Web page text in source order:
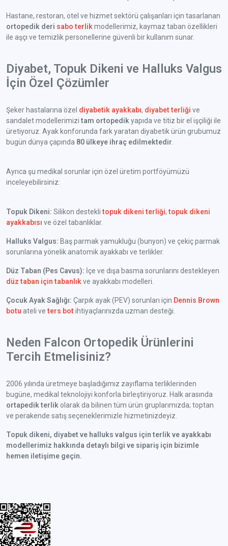
Hastane, restoran, otel ve hizmet sektörü çalışanları için tasarlanan
ortopedik deri sabo terlik modellerimiz, kaymaz taban özellikleri
ile aşçı ve temizlik personellerine güvenli bir kullanım sunar.
Diyabet, Topuk Dikeni ve Halluks Valgus
İçin Özel Çözümler
Şeker hastalarına özel diyabetik ayakkabı, diyabet terliği ve
sandalet modellerimizi tam ortopedik yapıda ve titiz bir el işçiliği ile
üretiyoruz. Ayak konforunda fark yaratan diyabetik ürün grubumuz
bugün dünya çapında 80 ülkeye ihraç edilmektedir
Ayrıca şu medikal sorunlar için özel üretim portföyümüzü
inceleyebilirsiniz:
Topuk Dikeni: Silikon desteklitopuk dikeni terliği,topuk dikeni
ayakkabısı ve özel tabanlıklar.
Halluks Valgus: Baş parmak yamukluğu (bunyon) ve çekiç parmak
sorunlarına yönelik anatomik ayakkabı ve terlikler.
Düz Taban (Pes Cavus): İçe ve dışa basma sorunlarını destekleyen
düz taban için tabanlık ve ayakkabı modelleri.
Çocuk Ayak Sağlığı: Çarpık ayak (PEV) sorunları için Dennis Brown
botu ateli veters bot ihtiyaçlarınızda uzman desteği.
Neden Falcon Ortopedik Ürünlerini
Tercih Etmelisiniz?
2006 yılında üretmeye başladığımız zayıflama terliklerinden
bugüne, medikal teknolojiyi konforla birleştiriyoruz. Halk arasında
ortapedik terlik olarak da bilinen tüm ürün gruplarımızda; toptan
ve perakende satış seçeneklerimizle hizmetinizdeyiz.
Topuk dikeni, diyabet ve halluks valgus için terlik ve ayakkabı
modellerimiz hakkında detaylı bilgi ve sipariş için bizimle
hemen iletişime geçin.